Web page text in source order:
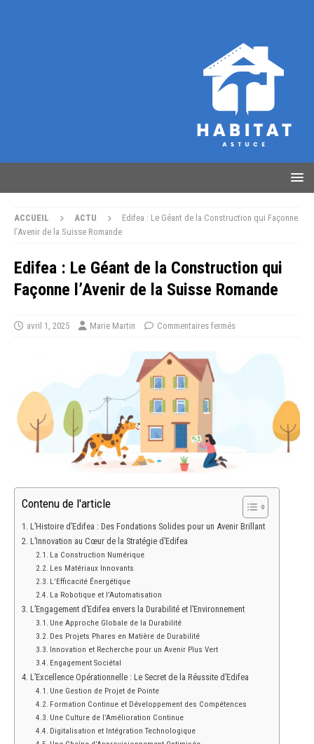
ACCUEIL ACTU
Edifea : Le Géant de la Construction qui Façonne
l’Avenir de la Suisse Romande
Edifea : Le Géant de la Construction qui
Façonne l’Avenir de la Suisse Romande
avril 1, 2025 Marie Martin Commentaires fermés
Contenu de l'article
L’Histoire d’Edifea : Des Fondations Solides pour un Avenir Brillant
L’Innovation au Cœur de la Stratégie d’Edifea
La Construction Numérique
Les Matériaux Innovants
L’Efficacité Énergétique
La Robotique et l’Automatisation
L’Engagement d’Edifea envers la Durabilité et l’Environnement
Une Approche Globale de la Durabilité
Des Projets Phares en Matière de Durabilité
Innovation et Recherche pour un Avenir Plus Vert
Engagement Sociétal
L’Excellence Opérationnelle : Le Secret de la Réussite d’Edifea
Une Gestion de Projet de Pointe
Formation Continue et Développement des Compétences
Une Culture de l’Amélioration Continue
Digitalisation et Intégration Technologique